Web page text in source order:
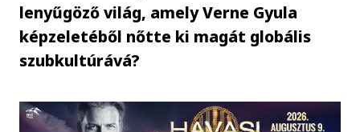
lenyűgöző világ, amely Verne Gyula
képzeletéből nőtte ki magát globális
szubkultúrává?